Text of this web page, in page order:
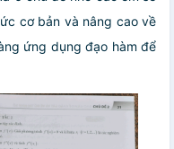
cơ bản và nâng cao về
ứng dụng đạo hàm để